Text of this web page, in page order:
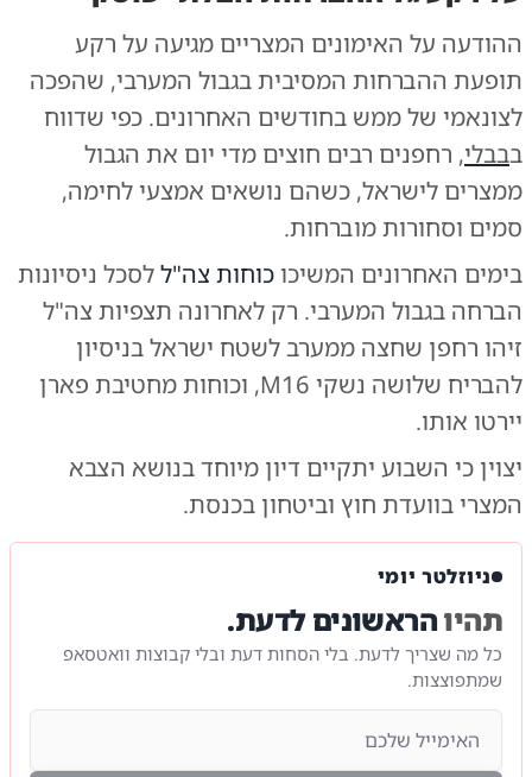
ההודעה על האימונים המצריים מגיעה על רקע
תופעת ההברחות המסיבית בגבול המערבי, שהפכה
לצונאמי של ממש בחודשים האחרונים. כפי שדווח
בבבלי, רחפנים רבים חוצים מדי יום את הגבול
ממצרים לישראל, כשהם נושאים אמצעי לחימה,
סמים וסחורות מוברחות.
בימים האחרונים המשיכו כוחות צה"ללסכל ניסיונות
הברחה בגבול המערבי. רק לאחרונה תצפיות צה"ל
זיהו רחפן שחצה ממערב לשטח ישראל בניסיון
להבריח שלושה נשקי M16, וכוחות מחטיבת פארן
יירטו אותו.
יצוין כי השבוע יתקיים דיון מיוחד בנושא הצבא
המצרי בוועדת חוץ וביטחון בכנסת.
ניוזלטר יומי
תהיוהראשונים לדעת.
כל מה שצריך לדעת. בלי הסחות דעת ובלי קבוצות וואטסאפ
שמתפוצצות.